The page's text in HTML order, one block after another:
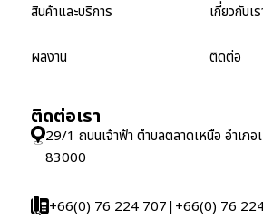
สินค้าและบริการ
ผลงาน
เกี่ยวกับเร
ติดต่อ
ติดต่อเรา
29/1 ถนนเจ้าฟ้า ตำบลตลาดเหนือ อำเภอ
83000
+66(0) 76 224 707|+66(0) 76